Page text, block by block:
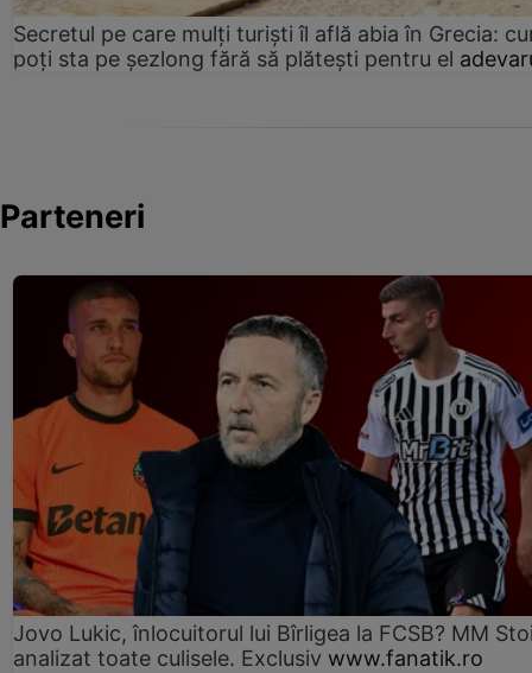
Secretul pe care mulți turiști îl află abia în Grecia:
poți sta pe șezlong fără să plătești pentru el
Parteneri
Jovo Lukic, înlocuitorul lui Bîrligea la FCSB? MM
analizat toate culisele. Exclusiv www.fanatik.ro